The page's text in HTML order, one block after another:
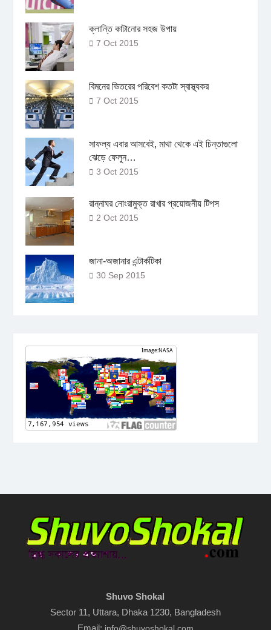
ক্লান্তি কাটানোর সহজ উপায়
7 Oct 2015
বিমনের ভিতরের পরিবেশ কতটা স্বাস্থ্যকর
7 Oct 2015
সাফল্য এবার আসবেই, মাথা থেকে এই চিন্তাগুলো
ঝেড়ে ফেলুন…
3 Oct 2015
রান্নাঘর নোংরামুক্ত রাখার প্রয়োজনীয় টিপস
2 Oct 2015
জানা-অজানার এন্টার্কটিকা
30 Sep 2015
Shuvo Shokal
Sector 11, Uttara, Dhaka 1230, Bangladesh
Email: